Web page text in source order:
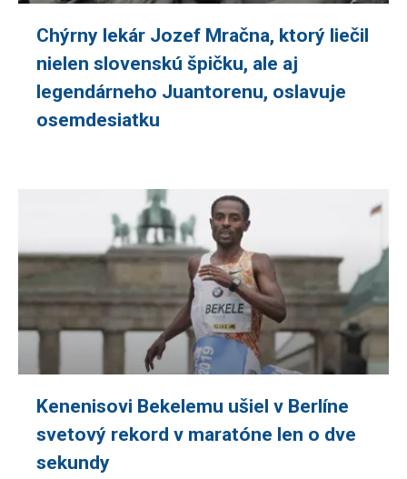
Chýrny lekár Jozef Mračna, ktorý liečil
nielen slovenskú špičku, ale aj
legendárneho Juantorenu, oslavuje
osemdesiatku
Kenenisovi Bekelemu ušiel v Berlíne
svetový rekord v maratóne len o dve
sekundy